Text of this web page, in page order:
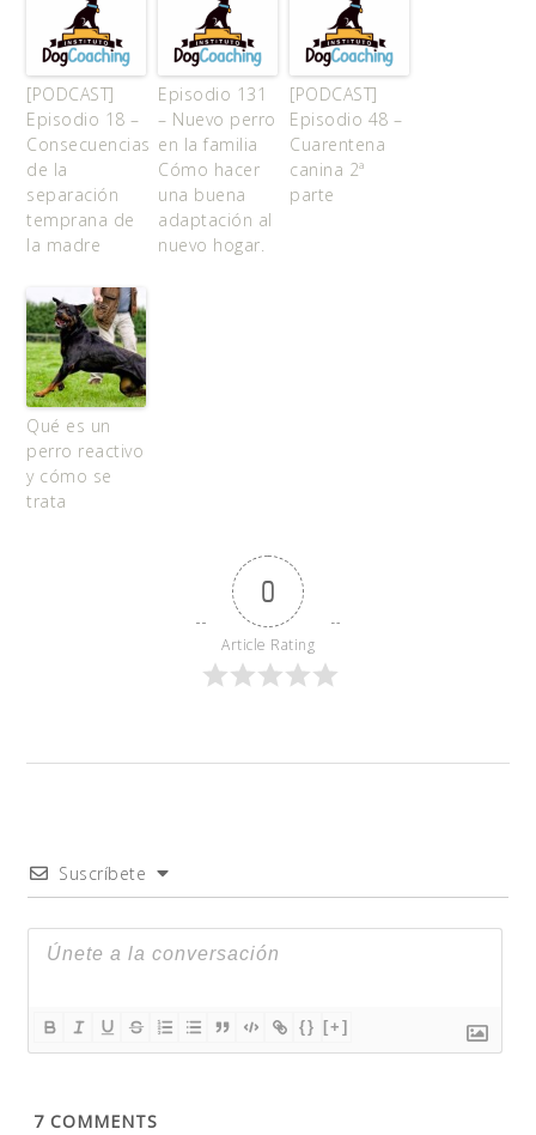
[PODCAST]
Episodio 18 –
Consecuencias
de la
separación
temprana de
la madre
Episodio 131
– Nuevo perro
en la familia
Cómo hacer
una buena
adaptación al
nuevo hogar.
[PODCAST]
Episodio 48 –
Cuarentena
canina 2ª
parte
Qué es un
perro reactivo
y cómo se
trata
0
Article Rating
Suscríbete
{} [+]
7 COMMENTS